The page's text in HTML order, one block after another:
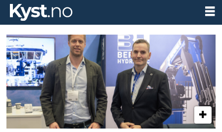
Tag:
bergen
hydraulic